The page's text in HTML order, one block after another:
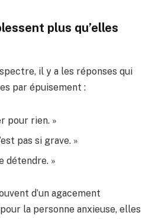
plus qu’elles
il y a les réponses qui
par épuisement :
pour rien. »
pas si grave. »
détendre. »
d’un agacement
la personne anxieuse, elles